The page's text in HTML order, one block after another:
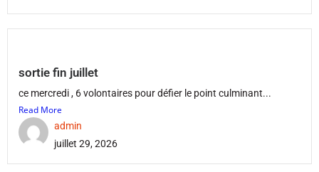
sortie fin juillet
ce mercredi , 6 volontaires pour défier le point culminant...
Read More
admin
juillet 29, 2026